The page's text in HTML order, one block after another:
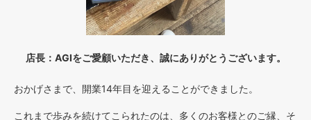
店長：AGIをご愛顧いただき、誠にありがとうございます。
おかげさまで、開業14年目を迎えることができました。
これまで歩みを続けてこられたのは、多くのお客様とのご縁、そ